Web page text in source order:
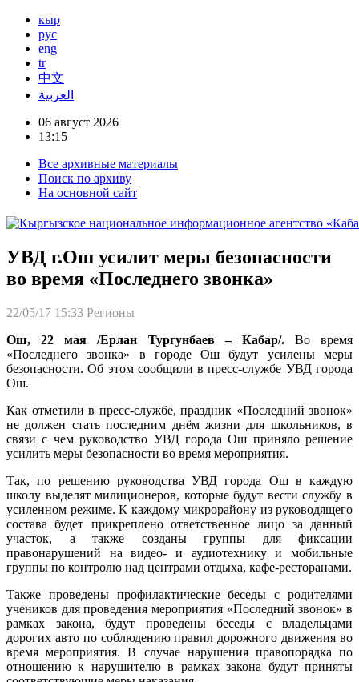
кыр
рус
eng
tr
中文
العربية
06 август 2026
13:15
Все архивные материалы
Поиск по архиву
На основной сайт
УВД г.Ош усилит меры безопасности
во время «Последнего звонка»
22/05/17 15:33 Регионы
Ош, 22 мая /Ерлан Тургунбаев – Кабар/.Во время
«Последнего звонка» в городе Ош будут усилены меры
безопасности. Об этом сообщили в пресс-службе УВД города
Ош.
Как отметили в пресс-службе, праздник «Последний звонок»
не должен стать последним днём жизни для школьников, в
связи с чем руководство УВД города Ош приняло решение
усилить меры безопасности во время мероприятия.
Так, по решению руководства УВД города Ош в каждую
школу выделят милиционеров, которые будут вести службу в
усиленном режиме. К каждому микрорайону из руководящего
состава будет прикреплено ответственное лицо за данный
участок, а также созданы группы для фиксации
правонарушений на видео- и аудиотехнику и мобильные
группы по контролю над центрами отдыха, кафе-ресторанами.
Также проведены профилактические беседы с родителями
учеников для проведения мероприятия «Последний звонок» в
рамках закона, будут проведены беседы с владельцами
дорогих авто по соблюдению правил дорожного движения во
время мероприятия. В случае нарушения правопорядка по
отношению к нарушителю в рамках закона будут приняты